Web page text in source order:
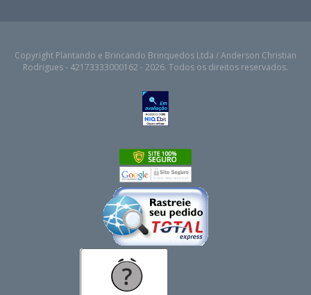
Copyright Plantando e Brincando Brinquedos Ltda / Anderson Christian
Rodrigues - 42173333000162 - 2026. Todos os direitos reservados.